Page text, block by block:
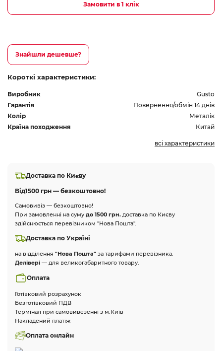
Замовити в 1 клік
Знайшли дешевше?
Короткі характеристики:
Виробник
Gusto
Гарантія
Повернення/обмін 14 днів
Колір
Металік
Країна походження
Китай
всі характеристики
Доставка по Києву
Від1500 грн — безкоштовно!
Самовивіз — безкоштовно!
При замовленні на суму до 1500 грн. доставка по Києву
здійснюється перевізником "Нова Пошта".
Доставка по Україні
на відділення "Нова Пошта" за тарифами перевізника.
Делівері — для великогабаритного товару.
Оплата
Готівковий розрахунок
Безготівковий ПДВ
Термінал при самовивезенні з м.Київ
Накладений платіж
Оплата онлайн